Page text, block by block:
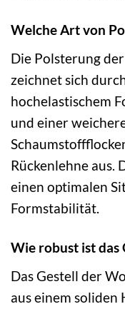
Welche Art von
Die Polsterung
zeichnet sich
hochelastischem
und einer
Rückenlehne aus.
einen optimalen
Formstabilität.
Wie robust ist das
Das Gestell der
aus einem soliden